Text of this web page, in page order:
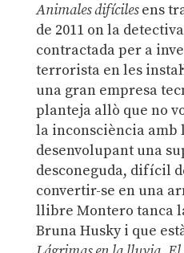
Animales difícilesens
de 2011 on la detectiva
contractada per a
terrorista en les
una gran empresa
planteja allò que no
la inconsciència amb
desenvolupant una
desconeguda, difícil
convertir-se en una
llibre Montero tanca
Bruna Husky i que